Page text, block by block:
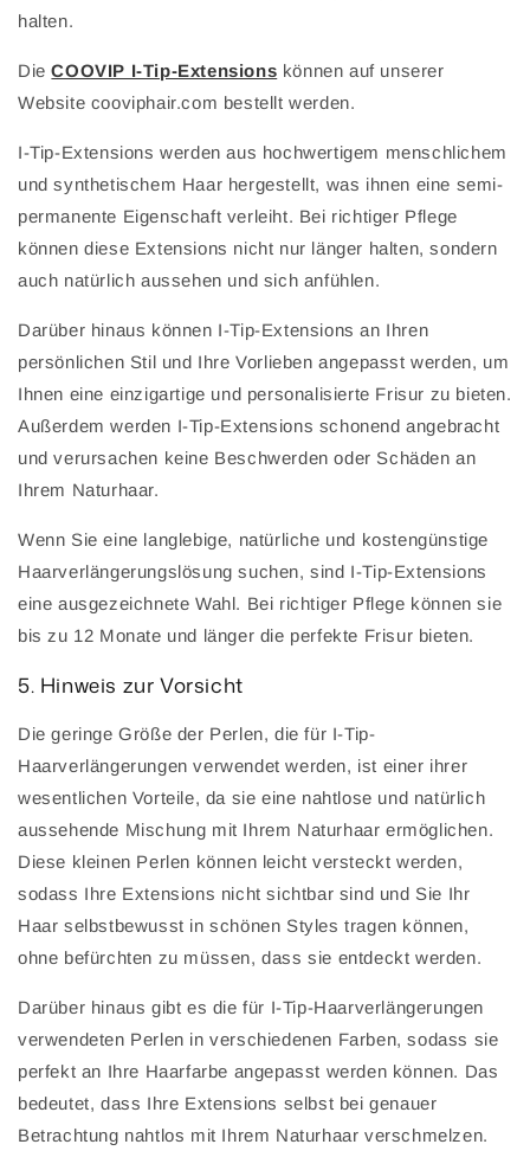
halten.
Die COOVIP I-Tip-Extensions können auf unserer
Website cooviphair.com bestellt werden.
I-Tip-Extensions werden aus hochwertigem menschlichem
und synthetischem Haar hergestellt, was ihnen eine semi-
permanente Eigenschaft verleiht. Bei richtiger Pflege
können diese Extensions nicht nur länger halten, sondern
auch natürlich aussehen und sich anfühlen.
Darüber hinaus können I-Tip-Extensions an Ihren
persönlichen Stil und Ihre Vorlieben angepasst werden, um
Ihnen eine einzigartige und personalisierte Frisur zu bieten.
Außerdem werden I-Tip-Extensions schonend angebracht
und verursachen keine Beschwerden oder Schäden an
Ihrem Naturhaar.
Wenn Sie eine langlebige, natürliche und kostengünstige
Haarverlängerungslösung suchen, sind I-Tip-Extensions
eine ausgezeichnete Wahl. Bei richtiger Pflege können sie
bis zu 12 Monate und länger die perfekte Frisur bieten.
5. Hinweis zur Vorsicht
Die geringe Größe der Perlen, die für I-Tip-
Haarverlängerungen verwendet werden, ist einer ihrer
wesentlichen Vorteile, da sie eine nahtlose und natürlich
aussehende Mischung mit Ihrem Naturhaar ermöglichen.
Diese kleinen Perlen können leicht versteckt werden,
sodass Ihre Extensions nicht sichtbar sind und Sie Ihr
Haar selbstbewusst in schönen Styles tragen können,
ohne befürchten zu müssen, dass sie entdeckt werden.
Darüber hinaus gibt es die für I-Tip-Haarverlängerungen
verwendeten Perlen in verschiedenen Farben, sodass sie
perfekt an Ihre Haarfarbe angepasst werden können. Das
bedeutet, dass Ihre Extensions selbst bei genauer
Betrachtung nahtlos mit Ihrem Naturhaar verschmelzen.